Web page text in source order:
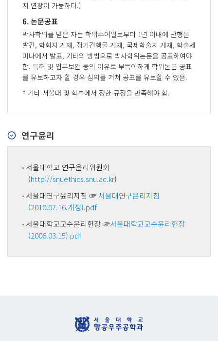
지 연장이 가능하다.)
6. 논문공표
박사학위를 받은 자는 학위수여일로부터 1년 이내에 단행본
발간, 학회지 게재, 정기간행물 게재, 국제학술지 게재, 학술세
미나에서 발표, 기타의 방법으로 박사학위논문을 공표하여야
함. 특허 및 업무보완 등의 이유로 부득이하게 학위논문 공표
를 유보하고자 할 경우 심의를 거쳐 공표를 유보할 수 있음.
* 기타 서울대 및 학부에서 정한 규정을 만족해야 함.
연구윤리
서울대학교 연구윤리위원회
(http://snuethics.snu.ac.kr)
서울대연구윤리지침 ☞서울대연구윤리지침
(2010.07.16.개정).pdf
서울대학교교수윤리헌장 ☞서울대학교교수윤리헌장
(2006.03.15).pdf